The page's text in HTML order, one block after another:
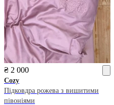
₴ 2 000
Cozy
Підковдра рожева з вишитими
півоніями